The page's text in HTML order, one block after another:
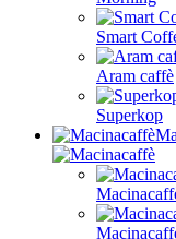
Smart
Aram caffè
Superkop